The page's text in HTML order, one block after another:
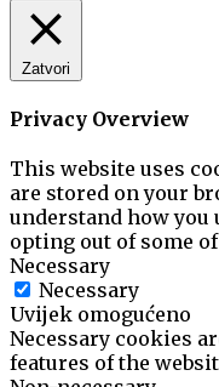
Zatvori
Privacy Overview
This website uses
are stored on your
understand how you
opting out of some
Necessary
Necessary
Uvijek omogućeno
Necessary cookies
features of the